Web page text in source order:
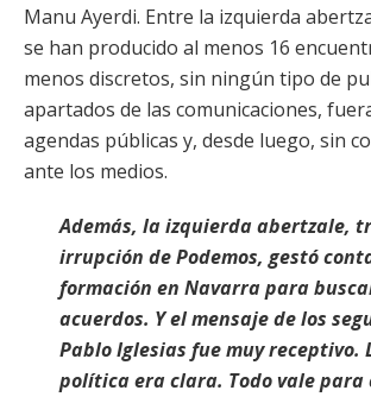
Manu Ayerdi. Entre la izquierda
se han producido al menos 16
menos discretos, sin ningún tipo de
apartados de las comunicaciones,
agendas públicas y, desde luego, sin
ante los medios.
Además, la izquierda abertzale,
irrupción de Podemos, gestó
formación en Navarra para
acuerdos. Y el mensaje de los
Pablo Iglesias fue muy receptivo.
política era clara. Todo vale para